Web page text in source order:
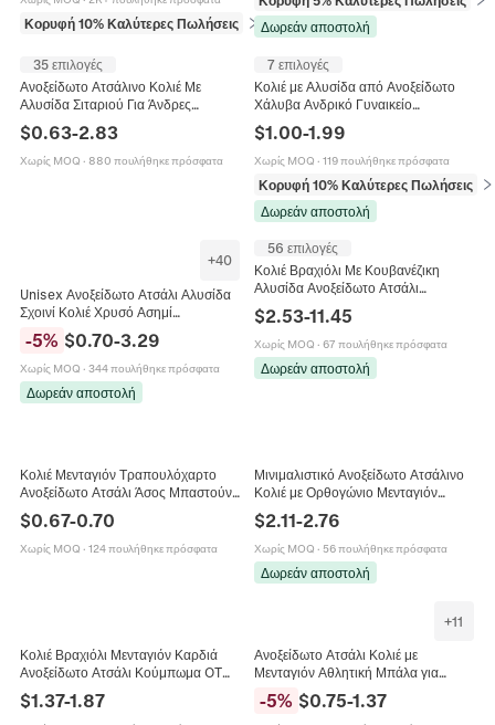
Κορυφή 10% Καλύτερες Πωλήσεις σε Κολιέ
Δωρεάν αποστολή
35 επιλογές
Ανοξείδωτο Ατσάλινο Κολιέ Με
Αλυσίδα Σιταριού Για Άνδρες
Γυναίκες Γυαλισμένα Κολιέ Franco
Link Μοντέρνα Αξεσουάρ
Κοσμημάτων Συμπαγή Πλεγμένα
$0.63-2.83
Χωρίς MOQ · 880 πουλήθηκε πρόσφατα
7 επιλογές
Κολιέ με Αλυσίδα από Ανοξείδωτο
Χάλυβα Ανδρικό Γυναικείο
Μινιμαλιστικό Twist Link Χρυσό
Ασημένιο Hip Hop Κόσμημα για
Πάρτι
$1.00-1.99
Χωρίς MOQ · 119 πουλήθηκε πρόσφατα
Κορυφή 10% Καλύτερες Πωλήσεις
Δωρεάν αποστολή
+40
Unisex Ανοξείδωτο Ατσάλι Αλυσίδα
Σχοινί Κολιέ Χρυσό Ασημί
Hop Μόδα Κοσμήματα Κολιέ
-5% $0.70-3.29
Χωρίς MOQ · 344 πουλήθηκε πρόσφατα
Δωρεάν αποστολή
56 επιλογές
Κολιέ Βραχιόλι Με Κουβανέζικη
Αλυσίδα Ανοξείδωτο Ατσάλι
Γυαλισμένο Στυλ Hip Hop Punk
Κοσμήματα Unisex Γεωμετρικό
$2.53-11.45
Χωρίς MOQ · 67 πουλήθηκε πρόσφατα
Δωρεάν αποστολή
Κολιέ Μενταγιόν Τραπουλόχαρτο
Ανοξείδωτο Ατσάλι Άσος Μπαστούνι
Άσος Καρδιά Hip Hop Punk
Κοσμήματα Unisex
$0.67-0.70
Χωρίς MOQ · 124 πουλήθηκε πρόσφατα
Μινιμαλιστικό Ανοξείδωτο Ατσάλινο
Κολιέ με Ορθογώνιο Μενταγιόν
Ζιρκόνια Κομψό Σμαραγδένιο
Κόψιμο Χρυσή Ασημένια Αλυσίδα
Γυναικεία
$2.11-2.76
Χωρίς MOQ · 56 πουλήθηκε πρόσφατα
Δωρεάν αποστολή
Κολιέ Βραχιόλι Μενταγιόν Καρδιά
Ανοξείδωτο Ατσάλι Κούμπωμα OT
Ρωμαϊκοί Αριθμοί Χαραγμένο Hip
Hop Punk Κοσμήματα
$1.37-1.87
+11
Ανοξείδωτο Ατσάλι Κολιέ με
Μενταγιόν Αθλητική Μπάλα για
Γυναίκες Άνδρες Λουστραρισμένο
Μπάσκετ Ποδόσφαιρο Βόλεϊ
-5% $0.75-1.37